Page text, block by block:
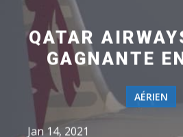
QATAR
GAGNANTE
AÉRIEN
Jan 14, 2021